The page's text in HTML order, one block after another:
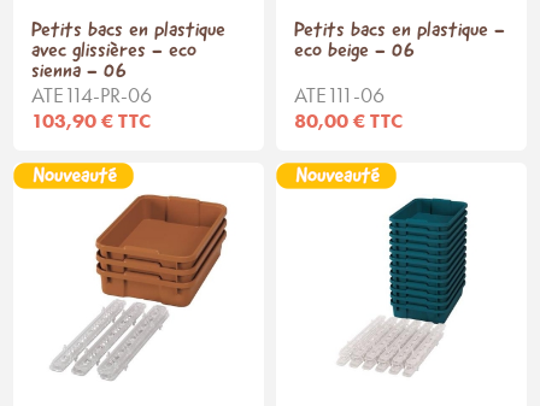
Petits bacs en plastique
avec glissières - eco
sienna - 06
ATE114-PR-06
103,90 € TTC
Petits bacs en plastique -
eco beige - 06
ATE111-06
80,00 € TTC